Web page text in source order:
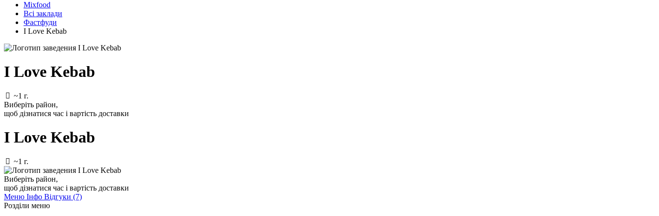
Mixfood
Всі заклади
Фастфуди
I Love Kebab
I Love Kebab
~1 г.
Виберіть район,
щоб дізнатися час і вартість доставки
I Love Kebab
~1 г.
Виберіть район,
щоб дізнатися час і вартість доставки
Меню Інфо Відгуки (7)
Розділи меню